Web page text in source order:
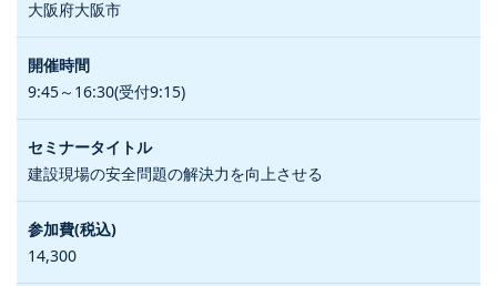
大阪府大阪市
9:45～16:30(受付9:15)
建設現場の安全問題の解決力を向上させる
14,300